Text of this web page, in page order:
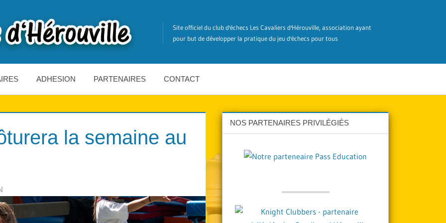
Site officiel du club d'échecs Les Cavaliers d'Hérouville, association ayant
pour but de développer la pratique du jeu d'échecs pour tous
ADHESION PARTENAIRES CONTACT
la semaine au
NOS PARTENAIRES PRIVILÉGIÉS